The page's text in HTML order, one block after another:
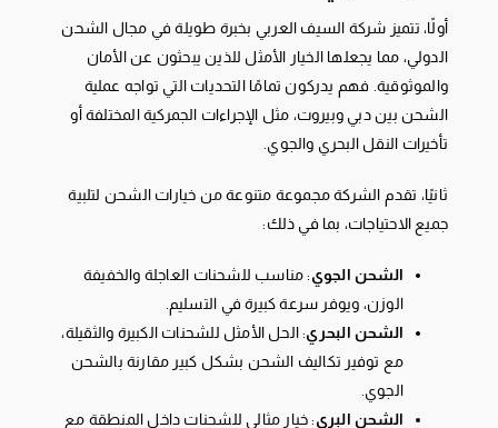
أولًا، تتميز شركة السيف العربي بخبرة طويلة في مجال الشحن
الدولي، مما يجعلها الخيار الأمثل للذين يبحثون عن الأمان
والموثوقية. فهم يدركون تمامًا التحديات التي تواجه عملية
الشحن بين دبي وبيروت، مثل الإجراءات الجمركية المختلفة أو
تأخيرات النقل البحري والجوي.
ثانيًا، تقدم الشركة مجموعة متنوعة من خيارات الشحن لتلبية
جميع الاحتياجات، بما في ذلك:
الشحن الجوي: مناسب للشحنات العاجلة والخفيفة
الوزن، ويوفر سرعة كبيرة في التسليم.
الشحن البحري: الحل الأمثل للشحنات الكبيرة والثقيلة،
مع توفير تكاليف الشحن بشكل كبير مقارنة بالشحن
الجوي.
الشحن البري: خيار مثالي للشحنات داخل المنطقة مع